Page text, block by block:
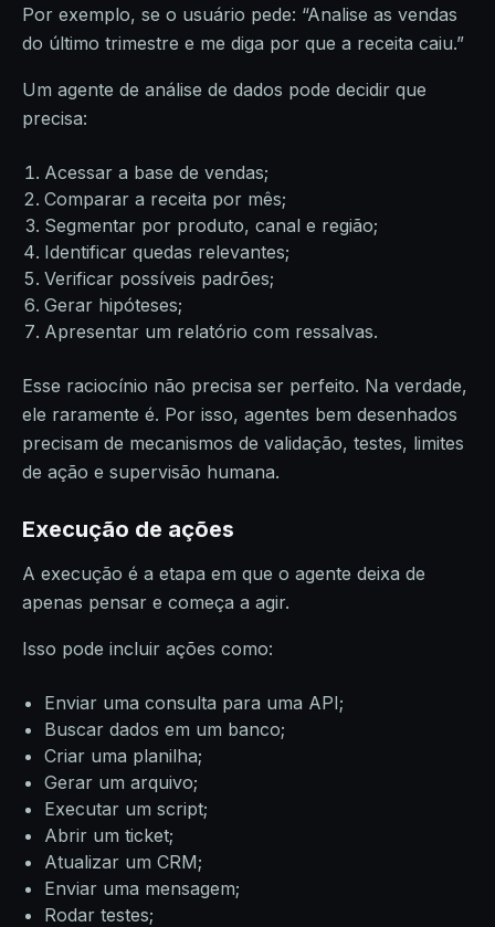
Por exemplo, se o usuário pede: “Analise as vendas
do último trimestre e me diga por que a receita caiu.”
Um agente de análise de dados pode decidir que
precisa:
Acessar a base de vendas;
Comparar a receita por mês;
Segmentar por produto, canal e região;
Identificar quedas relevantes;
Verificar possíveis padrões;
Gerar hipóteses;
Apresentar um relatório com ressalvas.
Esse raciocínio não precisa ser perfeito. Na verdade,
ele raramente é. Por isso, agentes bem desenhados
precisam de mecanismos de validação, testes, limites
de ação e supervisão humana.
Execução de ações
A execução é a etapa em que o agente deixa de
apenas pensar e começa a agir.
Isso pode incluir ações como:
Enviar uma consulta para uma API;
Buscar dados em um banco;
Criar uma planilha;
Gerar um arquivo;
Executar um script;
Abrir um ticket;
Atualizar um CRM;
Enviar uma mensagem;
Rodar testes;